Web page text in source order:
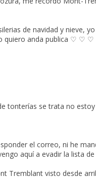
de navidad y nieve,
quiero anda publica ♡ ♡
tonterías se trata no
el correo, ni he
aquí a evadir la lista
Tremblant visto desde